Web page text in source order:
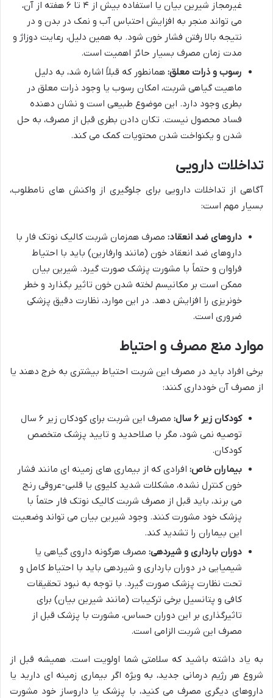
غیرمجاز شیرین بیان یا استفاده بیش از ۴ تا ۶ هفته از آن،
می تواند منجر به افزایش احتباس آب و نمک در بدن و در
نتیجه بالا رفتن فشار خون شود. به همین دلیل، رعایت دوزاژ و
مدت زمان مصرف بسیار حائز اهمیت است.
رسوب و ذرات معلق: همانطور که قبلاً اشاره شد، به دلیل
ماهیت گیاهی شربت، امکان رسوب یا وجود ذرات معلق در
بطری وجود دارد. این موضوع طبیعی است و نشان دهنده
فساد محصول نیست. تکان دادن بطری قبل از مصرف، به حل
شدن و یکنواخت شدن محتویات کمک می کند.
تداخلات دارویی
آگاهی از تداخلات دارویی برای جلوگیری از واکنش های نامطلوب،
بسیار مهم است:
داروهای ضد انعقاد: مصرف همزمان شربت کالیک نوتک فار با
داروهای ضد انعقاد خون (مانند وارفارین) باید با احتیاط
فراوان و حتماً با مشورت پزشک صورت گیرد. شیرین بیان
ممکن است بر مکانیسم لخته شدن خون تاثیر بگذارد و خطر
خونریزی را افزایش دهد. در این موارد، نظارت دقیق پزشکی
ضروری است.
موارد منع مصرف و احتیاط
برخی افراد باید در مصرف این شربت احتیاط بیشتری به خرج دهند یا
از مصرف آن خودداری کنند:
کودکان زیر ۶ سال:
مصرف این شربت برای کودکان زیر ۶ سال
توصیه نمی شود، مگر با صلاحدید و تایید پزشک متخصص
کودکان.
بیماران خاص: افرادی که از بیماری های زمینه ای مانند فشار
خون کنترل نشده، مشکلات شدید کلیوی یا قلبی-عروقی رنج
می برند، باید قبل از مصرف شربت کالیک نوتک فار حتماً با
پزشک خود مشورت کنند. وجود شیرین بیان می تواند وضعیت
این بیماران را تشدید کند.
دوران بارداری و شیردهی: مصرف هرگونه داروی گیاهی یا
شیمیایی در دوران بارداری و شیردهی باید با احتیاط کامل و
تحت نظارت پزشک صورت گیرد. با توجه به نبود تحقیقات
کافی و پتانسیل برخی ترکیبات (مانند شیرین بیان) برای
تاثیرگذاری بر این دوران حساس، مشورت با پزشک قبل از
مصرف این شربت الزامی است.
به یاد داشته باشید که سلامتی شما اولویت است. همیشه قبل از
شروع هر رژیم درمانی جدید، به ویژه اگر بیماری زمینه ای دارید یا
داروهای دیگری مصرف می کنید، با پزشک یا داروساز خود مشورت